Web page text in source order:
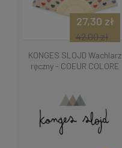
KONGES SLOJD Wachlarz
ręczny - COEUR COLORE
27,30 zł
42,00 zł